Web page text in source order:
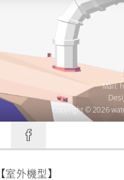
Copyright © 2026
Mail:
外機型】